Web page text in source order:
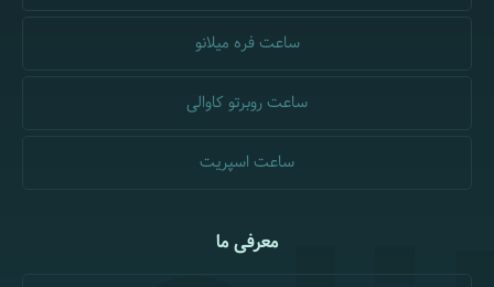
ساعت فره میلانو
ساعت روبرتو کاوالی
ساعت اسپریت
معرفی ما